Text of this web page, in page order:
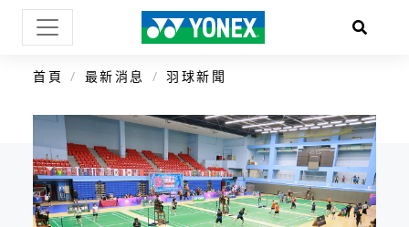
首頁 最新消息 羽球新聞